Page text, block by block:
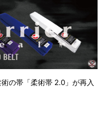
の帯「柔術帯 2.0」が再入